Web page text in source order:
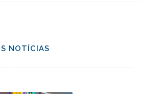
NOTÍCIAS